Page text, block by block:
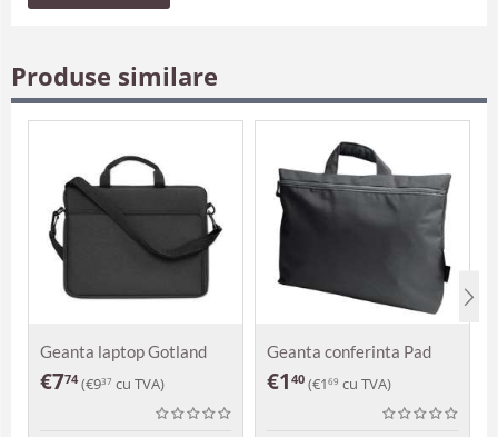
Produse similare
Geanta laptop Gotland
€774 (€937 cu TVA)
Geanta conferinta Pad
€1 40 (€1 69 cu TVA)